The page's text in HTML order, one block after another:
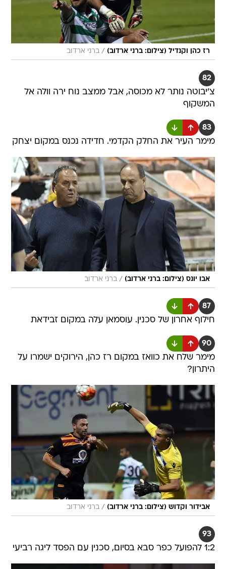
רז כהן וקנדיל (צילום: ברני ארדוב) / ברני ארדוב
82
צ'יבוטה נותר לא מכוסה, אבל ממצב נוח ירה וולה אל
המשקוף
83
מימר העיר את החלק הקדמי. חדידה נכנס במקום יצחק
אבו יונס (צילום: ברני ארדוב) / ברני ארדוב
87
חילוף אחרון של סכנין. עוסמאן עלה במקום זבידאת
90
מימר שלח את כוואז במקום רז כהן, הירוקים ישמרו על
היתרון?
אבידור וקדוש (צילום: ברני ארדוב) / ברני ארדוב
93
1:2 להפועל כפר סבא בסיום, סכנין עם הפסד ליגה רביעי